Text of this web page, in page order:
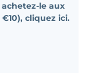
achetez-le aux
cliquez ici.